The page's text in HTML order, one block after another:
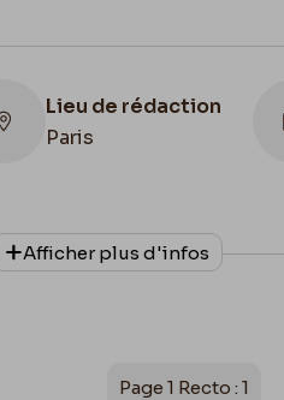
Lieu de rédaction
Paris
Date de fin
Afficher plus d'infos
Page 1 Recto : 1